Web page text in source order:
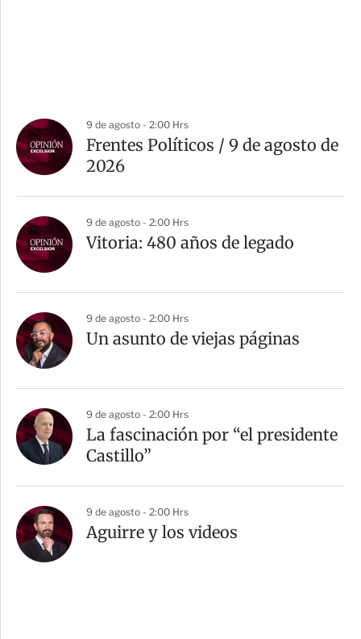
9 de agosto - 2:00 Hrs
Frentes Políticos / 9 de agosto de
2026
9 de agosto - 2:00 Hrs
Vitoria: 480 años de legado
9 de agosto - 2:00 Hrs
Un asunto de viejas páginas
9 de agosto - 2:00 Hrs
La fascinación por “el presidente
Castillo”
9 de agosto - 2:00 Hrs
Aguirre y los videos